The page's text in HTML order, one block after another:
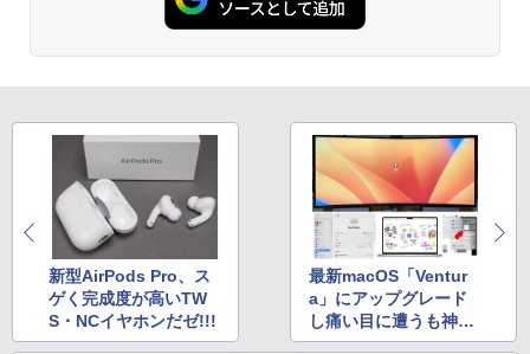
新型AirPods Pro、ス
ゲく完成度が高いTW
S・NCイヤホンだゼ!!!
最新macOS「Ventur
a」にアップグレード
し痛い目に遭うも神ア
プリ使用開始でハッピ